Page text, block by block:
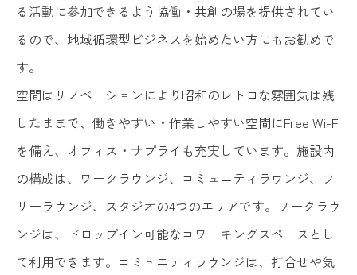
る活動に参加できるよう協働・共創の場を提供されてい
るので、地域循環型ビジネスを始めたい方にもお勧めで
す。
空間はリノベーションにより昭和のレトロな雰囲気は残
したままで、働きやすい・作業しやすい空間にFree Wi-Fi
を備え、オフィス・サプライも充実しています。施設内
の構成は、ワークラウンジ、コミュニティラウンジ、フ
リーラウンジ、スタジオの4つのエリアです。ワークラウ
ンジは、ドロップイン可能なコワーキングスペースとし
て利用できます。コミュニティラウンジは、打合せや気